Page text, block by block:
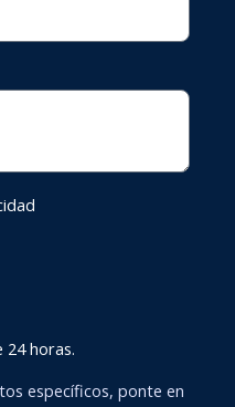
24 horas.
específicos, ponte en